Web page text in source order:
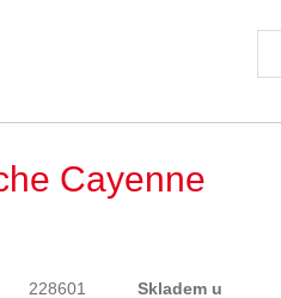
Cayenne
228601
Skladem u